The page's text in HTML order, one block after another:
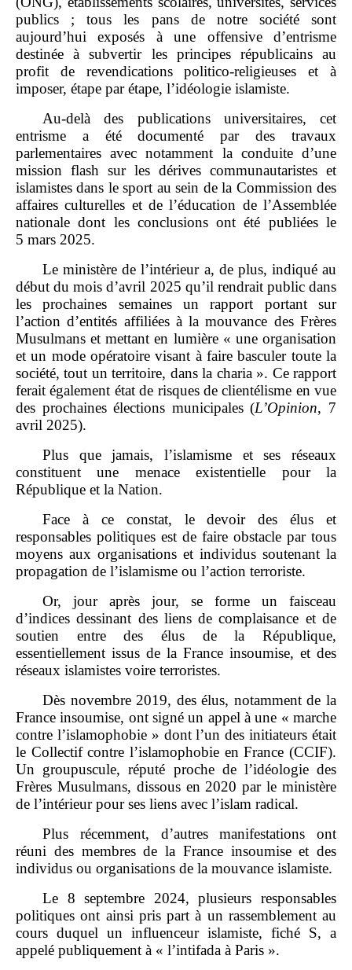
publics ; tous les pans de notre société sont
aujourd’hui exposés à une offensive d’entrisme
destinée à subvertir les principes républicains au
profit de revendications politico‑religieuses et à
imposer, étape par étape, l’idéologie islamiste.
Au‑delà des publications universitaires, cet
entrisme a été documenté par des travaux
parlementaires avec notamment la conduite d’une
mission flash sur les dérives communautaristes et
islamistes dans le sport au sein de la Commission des
affaires culturelles et de l’éducation de l’Assemblée
nationale dont les conclusions ont été publiées le
5 mars 2025.
Le ministère de l’intérieur a, de plus, indiqué au
début du mois d’avril 2025 qu’il rendrait public dans
les prochaines semaines un rapport portant sur
l’action d’entités affiliées à la mouvance des Frères
Musulmans et mettant en lumière « une organisation
et un mode opératoire visant à faire basculer toute la
société, tout un territoire, dans la charia ». Ce rapport
ferait également état de risques de clientélisme en vue
des prochaines élections municipales (L’Opinion, 7
avril 2025).
Plus que jamais, l’islamisme et ses réseaux
constituent une menace existentielle pour la
République et la Nation.
Face à ce constat, le devoir des élus et
responsables politiques est de faire obstacle par tous
moyens aux organisations et individus soutenant la
propagation de l’islamisme ou l’action terroriste.
Or, jour après jour, se forme un faisceau
d’indices dessinant des liens de complaisance et de
soutien entre des élus de la République,
essentiellement issus de la France insoumise, et des
réseaux islamistes voire terroristes.
Dès novembre 2019, des élus, notamment de la
France insoumise, ont signé un appel à une « marche
contre l’islamophobie » dont l’un des initiateurs était
le Collectif contre l’islamophobie en France (CCIF).
Un groupuscule, réputé proche de l’idéologie des
Frères Musulmans, dissous en 2020 par le ministère
de l’intérieur pour ses liens avec l’islam radical.
Plus récemment, d’autres manifestations ont
réuni des membres de la France insoumise et des
individus ou organisations de la mouvance islamiste.
Le 8 septembre 2024, plusieurs responsables
politiques ont ainsi pris part à un rassemblement au
cours duquel un influenceur islamiste, fiché S, a
appelé publiquement à « l’intifada à Paris ».